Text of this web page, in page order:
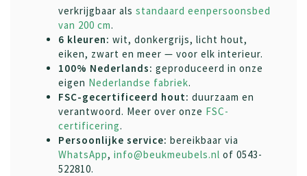
verkrijgbaar als standaard eenpersoonsbed
van 200 cm.
6 kleuren: wit, donkergrijs, licht hout,
eiken, zwart en meer — voor elk interieur.
100% Nederlands: geproduceerd in onze
eigen Nederlandse fabriek.
FSC-gecertificeerd hout: duurzaam en
verantwoord. Meer over onze FSC-
certificering.
Persoonlijke service: bereikbaar via
WhatsApp, info@beukmeubels.nl of 0543-
522810.